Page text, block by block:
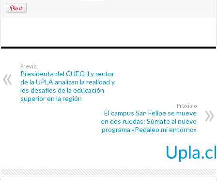
Previo
Presidenta del CUECH y rector
de la UPLA analizan la realidad y
los desafíos de la educación
superior en la región
Próximo
El campus San Felipe se mueve
en dos ruedas: Súmate al nuevo
programa «Pedaleo mi entorno»